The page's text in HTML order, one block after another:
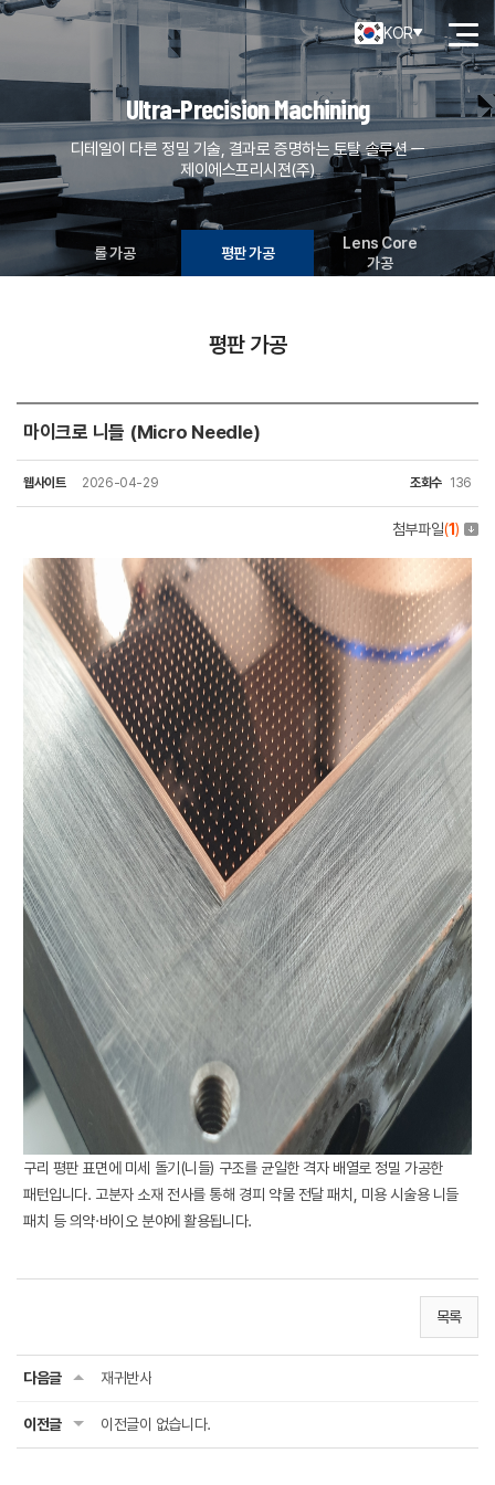
KOR
Ultra-Precision Machining
디테일이 다른 정밀 기술, 결과로 증명하는 토탈 솔루션 ㅡ
제이에스프리시젼(주)
롤 가공 평판 가공
Lens Core
가공
평판 가공
마이크로 니들 (Micro Needle)
웹사이트 2026-04-29 조회수 136
첨부파일(1)
구리 평판 표면에 미세 돌기(니들) 구조를 균일한 격자 배열로 정밀 가공한
패턴입니다. 고분자 소재 전사를 통해 경피 약물 전달 패치, 미용 시술용 니들
패치 등 의약·바이오 분야에 활용됩니다.
목록
다음글 재귀반사
이전글 이전글이 없습니다.